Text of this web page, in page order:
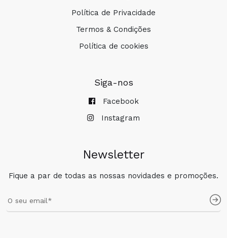
Política de Privacidade
Termos & Condições
Política de cookies
Siga-nos
Facebook
Instagram
Newsletter
Fique a par de todas as nossas novidades e promoções.